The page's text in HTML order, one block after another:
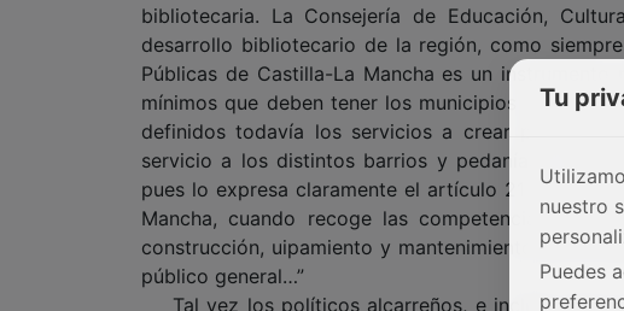
bibliotecaria. La Consejería de Educación,
desarrollo bibliotecario de la región, como
Públicas de Castilla-La Mancha es un
mínimos que deben tener los municipios y la
definidos todavía los servicios a crear pero
servicio a los distintos barrios y pedanías. Y el
pues lo expresa claramente el artículo 21 de la
Mancha, cuando recoge las competencias de
construcción, uipamiento y mantenimiento de los
público general…”
Tal vez los políticos alcarreños, e incluso de la
Tu
nuestro
Puedes